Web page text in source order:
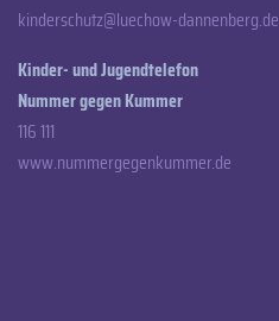
kinderschutz@luechow-dannenberg.de
Kinder- und Jugendtelefon
Nummer gegen Kummer
116 111
www.nummergegenkummer.de